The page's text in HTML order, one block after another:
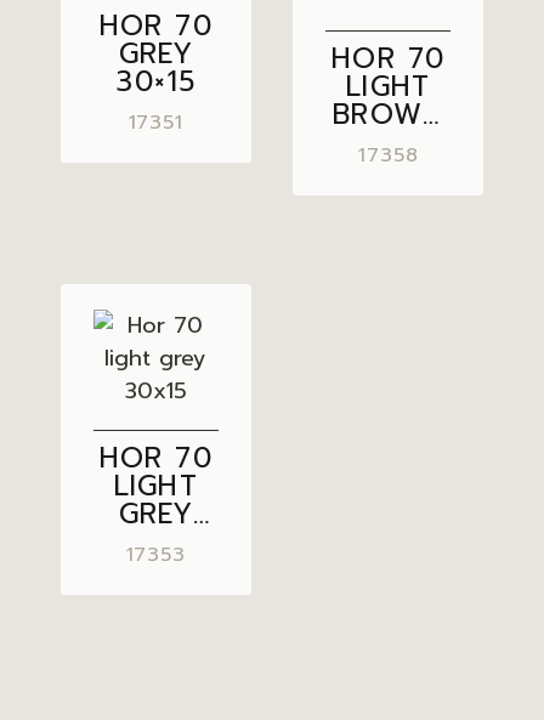
HOR 70
GREY
30×15
17351
HOR 70
LIGHT
BROWN
30×15
17358
HOR 70
LIGHT
GREY
30×15
17353